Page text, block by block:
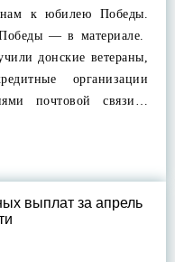
к юбилею Победы.
— в материале.
донские ветераны,
организации
почтовой связи…
выплат за апрель